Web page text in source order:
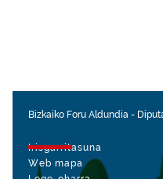
Bizkaiko Foru Aldundia -
Irisgarritasuna
Web mapa